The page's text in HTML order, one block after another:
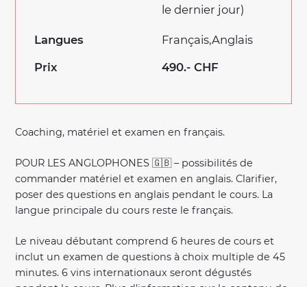
Coaching, matériel et examen en français.
POUR LES ANGLOPHONES 🇬🇧 – possibilités de
commander matériel et examen en anglais. Clarifier,
poser des questions en anglais pendant le cours. La
langue principale du cours reste le français.
Le niveau débutant comprend 6 heures de cours et
inclut un examen de questions à choix multiple de 45
minutes. 6 vins internationaux seront dégustés
le dernier jour)
Langues Français Anglais
Prix
490.- CHF